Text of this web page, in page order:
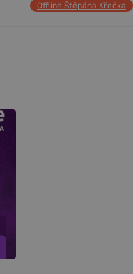
Offline Štěpána Křečka